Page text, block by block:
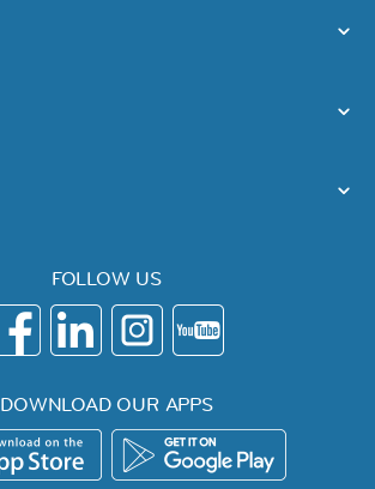
FOLLOW US
DOWNLOAD OUR APPS